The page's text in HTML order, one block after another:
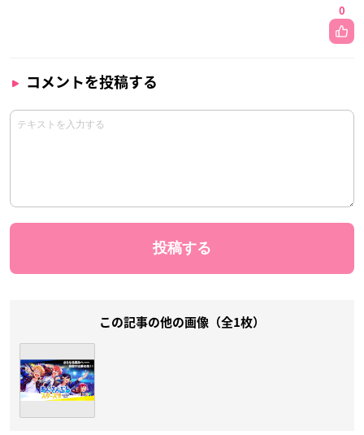
0
コメントを投稿する
この記事の他の画像（全1枚）